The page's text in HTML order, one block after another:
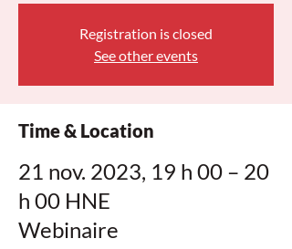
Registration is closed
See other events
Time & Location
21 nov. 2023, 19 h 00 – 20
h 00 HNE
Webinaire